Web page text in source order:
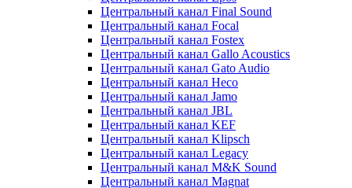
Центральный канал Final Sound
Центральный канал Focal
Центральный канал Fostex
Центральный канал Gallo Acoustics
Центральный канал Gato Audio
Центральный канал Heco
Центральный канал Jamo
Центральный канал JBL
Центральный канал KEF
Центральный канал Klipsch
Центральный канал Legacy
Центральный канал M&K Sound
Центральный канал Magnat